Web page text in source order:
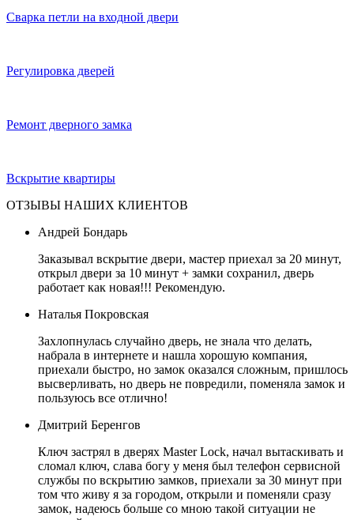
Сварка петли на входной двери
Регулировка дверей
Ремонт дверного замка
Вскрытие квартиры
ОТЗЫВЫ НАШИХ КЛИЕНТОВ
Андрей Бондарь
Заказывал вскрытие двери, мастер приехал за 20 минут,
открыл двери за 10 минут + замки сохранил, дверь
работает как новая!!! Рекомендую.
Наталья Покровская
Захлопнулась случайно дверь, не знала что делать,
набрала в интернете и нашла хорошую компания,
приехали быстро, но замок оказался сложным, пришлось
высверливать, но дверь не повредили, поменяла замок и
пользуюсь все отлично!
Дмитрий Беренгов
Ключ застрял в дверях Master Lock, начал вытаскивать и
сломал ключ, слава богу у меня был телефон сервисной
службы по вскрытию замков, приехали за 30 минут при
том что живу я за городом, открыли и поменяли сразу
замок, надеюсь больше со мною такой ситуации не